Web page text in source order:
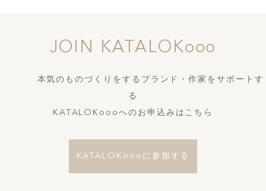
JOIN KATALOKooo
本気のものづくりをするブランド・作家をサポートす
る
KATALOKoooへのお申込みはこちら
KATALOKoooに参加する